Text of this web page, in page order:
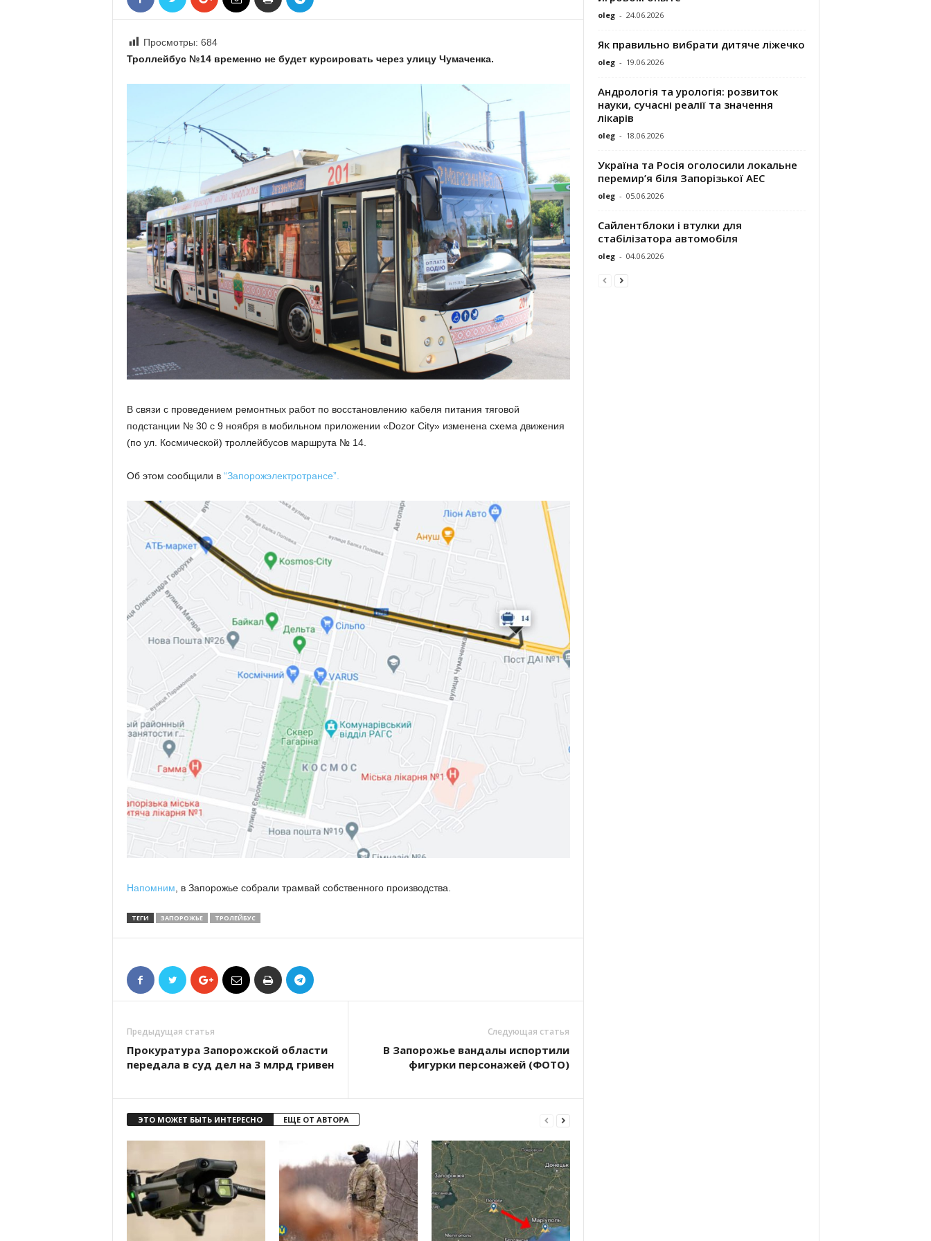
Просмотры: 684
Троллейбус №14 временно не будет курсировать через улицу Чумаченка.
В связи с проведением ремонтных работ по восстановлению кабеля питания тяговой
подстанции № 30 с 9 ноября в мобильном приложении «Dozor City» изменена схема движения
(по ул. Космической) троллейбусов маршрута № 14.
Об этом сообщили в “Запорожэлектротрансе”.
Напомним , в Запорожье собрали трамвай собственного производства.
ТЕГИ ЗАПОРОЖЬЕ ТРОЛЕЙБУС
Предыдущая статья
Прокуратура Запорожской области
передала в суд дел на 3 млрд гривен
Следующая статья
В Запорожье вандалы испортили
фигурки персонажей (ФОТО)
ЭТО МОЖЕТ БЫТЬ ИНТЕРЕСНО ЕЩЕ ОТ АВТОРА
oleg - 24.06.2026
Як правильно вибрати дитяче ліжечко
oleg - 19.06.2026
Андрологія та урологія: розвиток
науки, сучасні реалії та значення
лікарів
oleg - 18.06.2026
Україна та Росія оголосили локальне
перемир’я біля Запорізької АЕС
oleg - 05.06.2026
Сайлентблоки і втулки для
стабілізатора автомобіля
oleg - 04.06.2026